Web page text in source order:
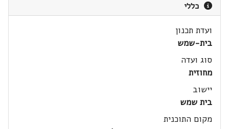
כללי
ועדת תכנון
בית-שמש
סוג ועדה
מחוזית
יישוב
בית שמש
מקום התוכנית